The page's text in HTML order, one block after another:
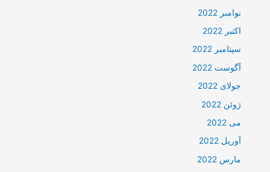
نوامبر 2022
اکتبر 2022
سپتامبر 2022
آگوست 2022
جولای 2022
ژوئن 2022
می 2022
آوریل 2022
مارس 2022